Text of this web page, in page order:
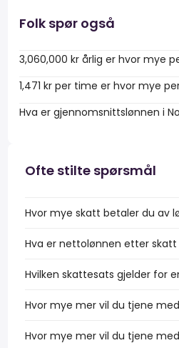
Folk spør også
3,060,000 kr årlig er hvor mye
1,471 kr per time er hvor mye
Hva er gjennomsnittslønnen i
Ofte stilte spørsmål
Hvor mye skatt betaler du av
Hva er nettolønnen etter skatt
Hvilken skattesats gjelder for
Hvor mye mer vil du tjene
Hvor mye mer vil du tjene